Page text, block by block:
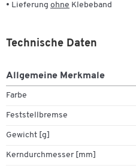
• Lieferung ohne Klebeband
Technische Daten
Allgemeine Merkmale
Farbe
Feststellbremse
Gewicht [g]
Kerndurchmesser [mm]